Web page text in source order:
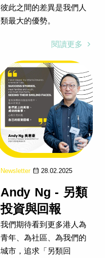
彼此之間的差異是我們人
類最大的優勢。
閱讀更多
Newsletter 28.02.2025
Andy Ng - 另類
投資與回報
我們期待看到更多港人為
青年、為社區、為我們的
城市，追求「另類回